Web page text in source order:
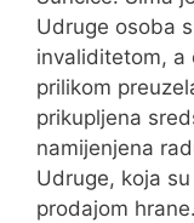
Udruge osoba s
invaliditetom, a
prilikom
prikupljena
namijenjena
Udruge, koja
prodajom hrane.